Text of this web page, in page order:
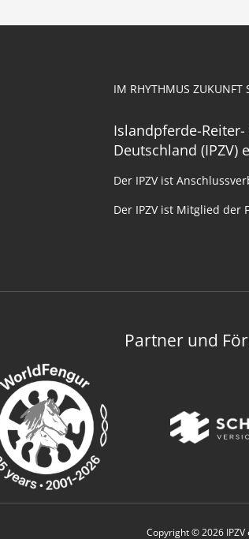
IM RHYTHMUS ZUKUNFT
Islandpferde-
Deutschland (IPZV)
Der IPZV ist
Der IPZV ist Mitglied der
Partner und
Copyright © 2026 IPZV